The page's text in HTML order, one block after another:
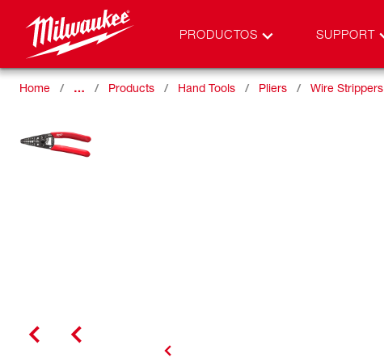
PRODUCTOS SUPPORT
Home … Products Hand Tools Pliers Wire Strippers